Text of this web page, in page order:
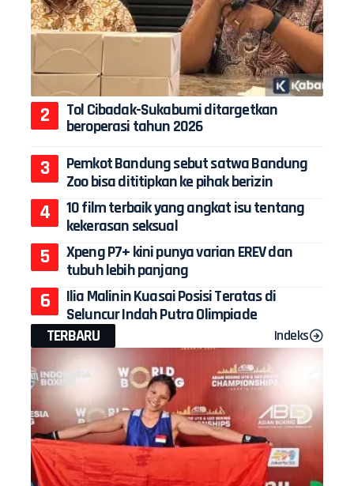
Tol Cibadak-Sukabumi ditargetkan
beroperasi tahun 2026
Pemkot Bandung sebut satwa Bandung
Zoo bisa dititipkan ke pihak berizin
10 film terbaik yang angkat isu tentang
kekerasan seksual
Xpeng P7+ kini punya varian EREV dan
tubuh lebih panjang
Ilia Malinin Kuasai Posisi Teratas di
Seluncur Indah Putra Olimpiade
TERBARU
Indeks